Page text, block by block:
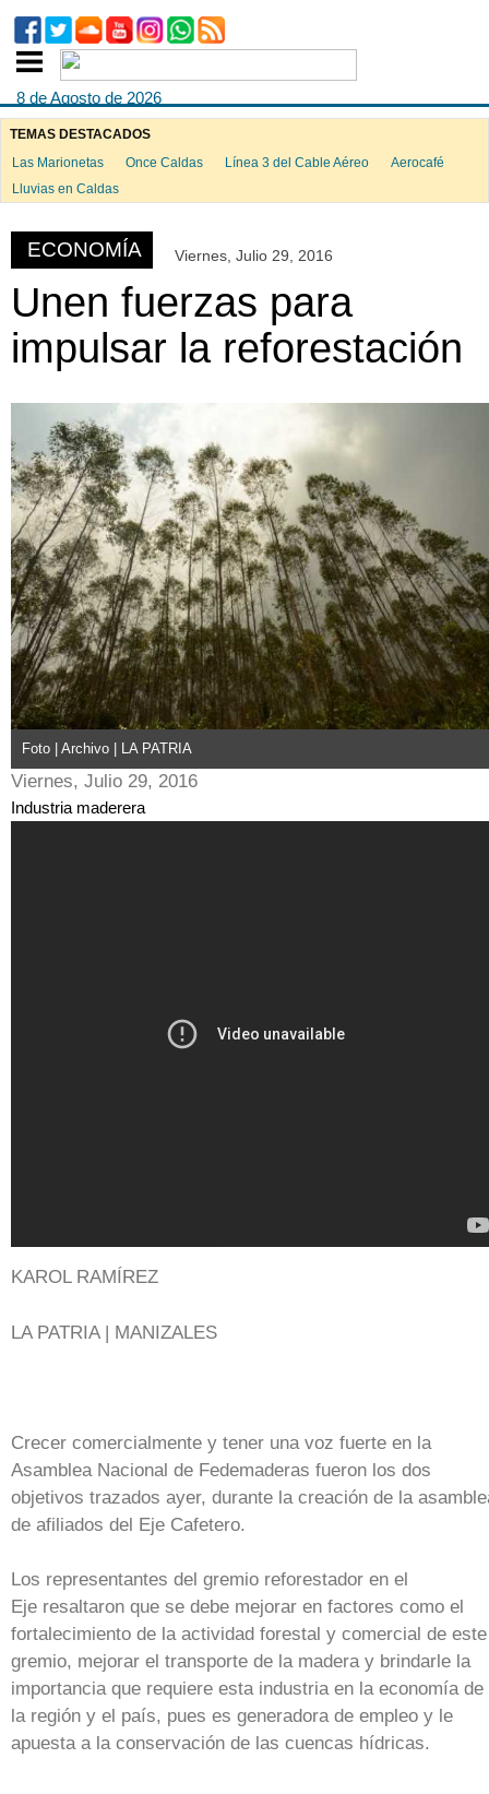
8 de Agosto de 2026
TEMAS DESTACADOS
Las Marionetas
Once Caldas Línea 3 del Cable Aéreo
Aerocafé
Lluvias en Caldas
ECONOMÍA Viernes, Julio 29, 2016
Unen fuerzas para
impulsar la reforestación
Foto | Archivo | LA PATRIA
Viernes, Julio 29, 2016
Industria maderera
KAROL RAMÍREZ
LA PATRIA | MANIZALES
Crecer comercialmente y tener una voz fuerte en la
Asamblea Nacional de Fedemaderas fueron los dos
objetivos trazados ayer, durante la creación de la
de afiliados del Eje Cafetero.
Los representantes del gremio reforestador en el
Eje resaltaron que se debe mejorar en factores como el
fortalecimiento de la actividad forestal y comercial de este
gremio, mejorar el transporte de la madera y brindarle la
importancia que requiere esta industria en la economía de
la región y el país, pues es generadora de empleo y le
apuesta a la conservación de las cuencas hídricas.